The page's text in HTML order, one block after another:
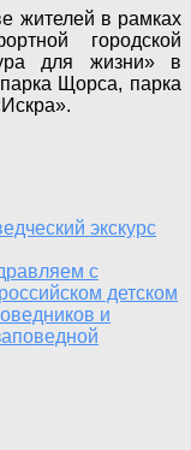
жителей в рамках
городской
для жизни» в
Щорса, парка
экскурс
с
детском
и